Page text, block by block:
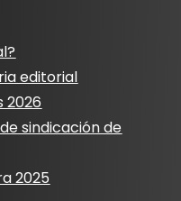
editorial
2026
sindicación de
2025